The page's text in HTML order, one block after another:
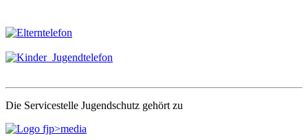
Die Servicestelle Jugendschutz gehört zu